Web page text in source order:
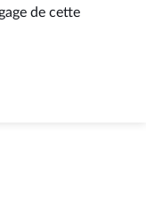
de cette